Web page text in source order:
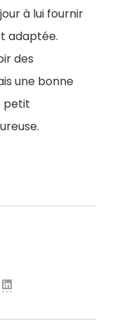
à lui fournir
adaptée.
des
une bonne
petit